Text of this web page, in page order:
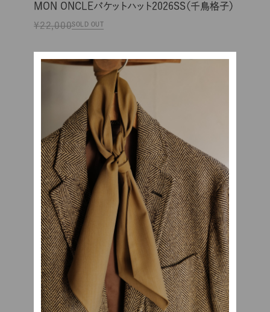
MON ONCLEバケットハット2026SS（千鳥格子）
¥22,000SOLD OUT